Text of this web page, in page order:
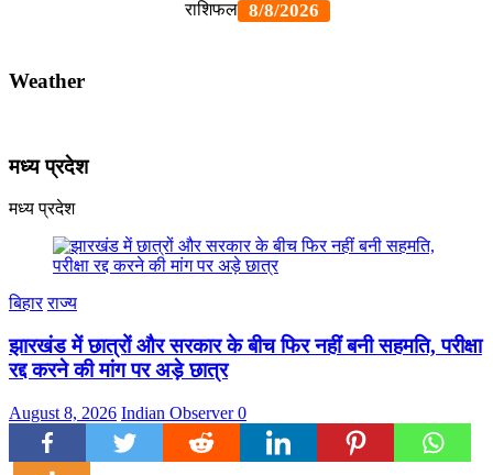
Weather
मध्य प्रदेश
मध्य प्रदेश
बिहार राज्य
झारखंड में छात्रों और सरकार के बीच फिर नहीं बनी सहमति, परीक्षा
रद्द करने की मांग पर अड़े छात्र
August 8, 2026 Indian Observer0